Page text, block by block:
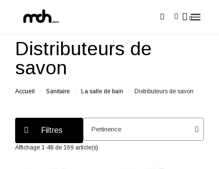
Distributeurs de
savon
Accueil Sanitaire La salle de bain Distributeurs de savon
Filtres
Affichage 1-48 de 169 article(s)